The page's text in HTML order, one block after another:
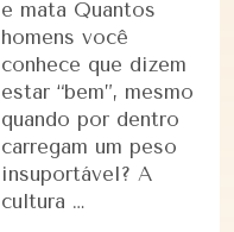
e mata Quantos
homens você
conhece que dizem
estar “bem”, mesmo
quando por dentro
carregam um peso
insuportável? A
cultura …